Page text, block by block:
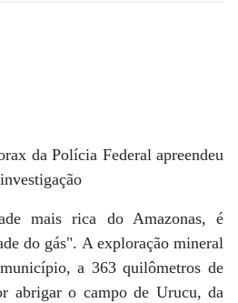
da Polícia Federal apreendeu
mais rica do Amazonas, é
do gás". A exploração mineral
a 363 quilômetros de
abrigar o campo de Urucu, da